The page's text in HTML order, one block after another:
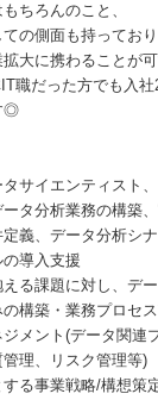
ちろんのこと、
の側面も持ってお
大に携わることが可
職だった方でも入
◎
タサイエンティスト
ータ分析業務の構築
定義、データ分析シ
の導入支援
える課題に対し、デ
の構築・業務プロセ
ジメント(データ関連
理、リスク管理等)
する事業戦略/構想策